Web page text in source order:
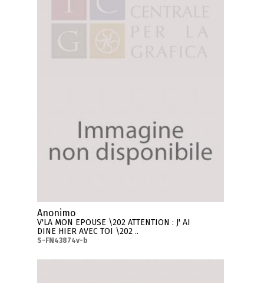
Anonimo
V'LA MON EPOUSE \202 ATTENTION : J' AI
DINE HIER AVEC TOI \202 ..
S-FN43874v-b